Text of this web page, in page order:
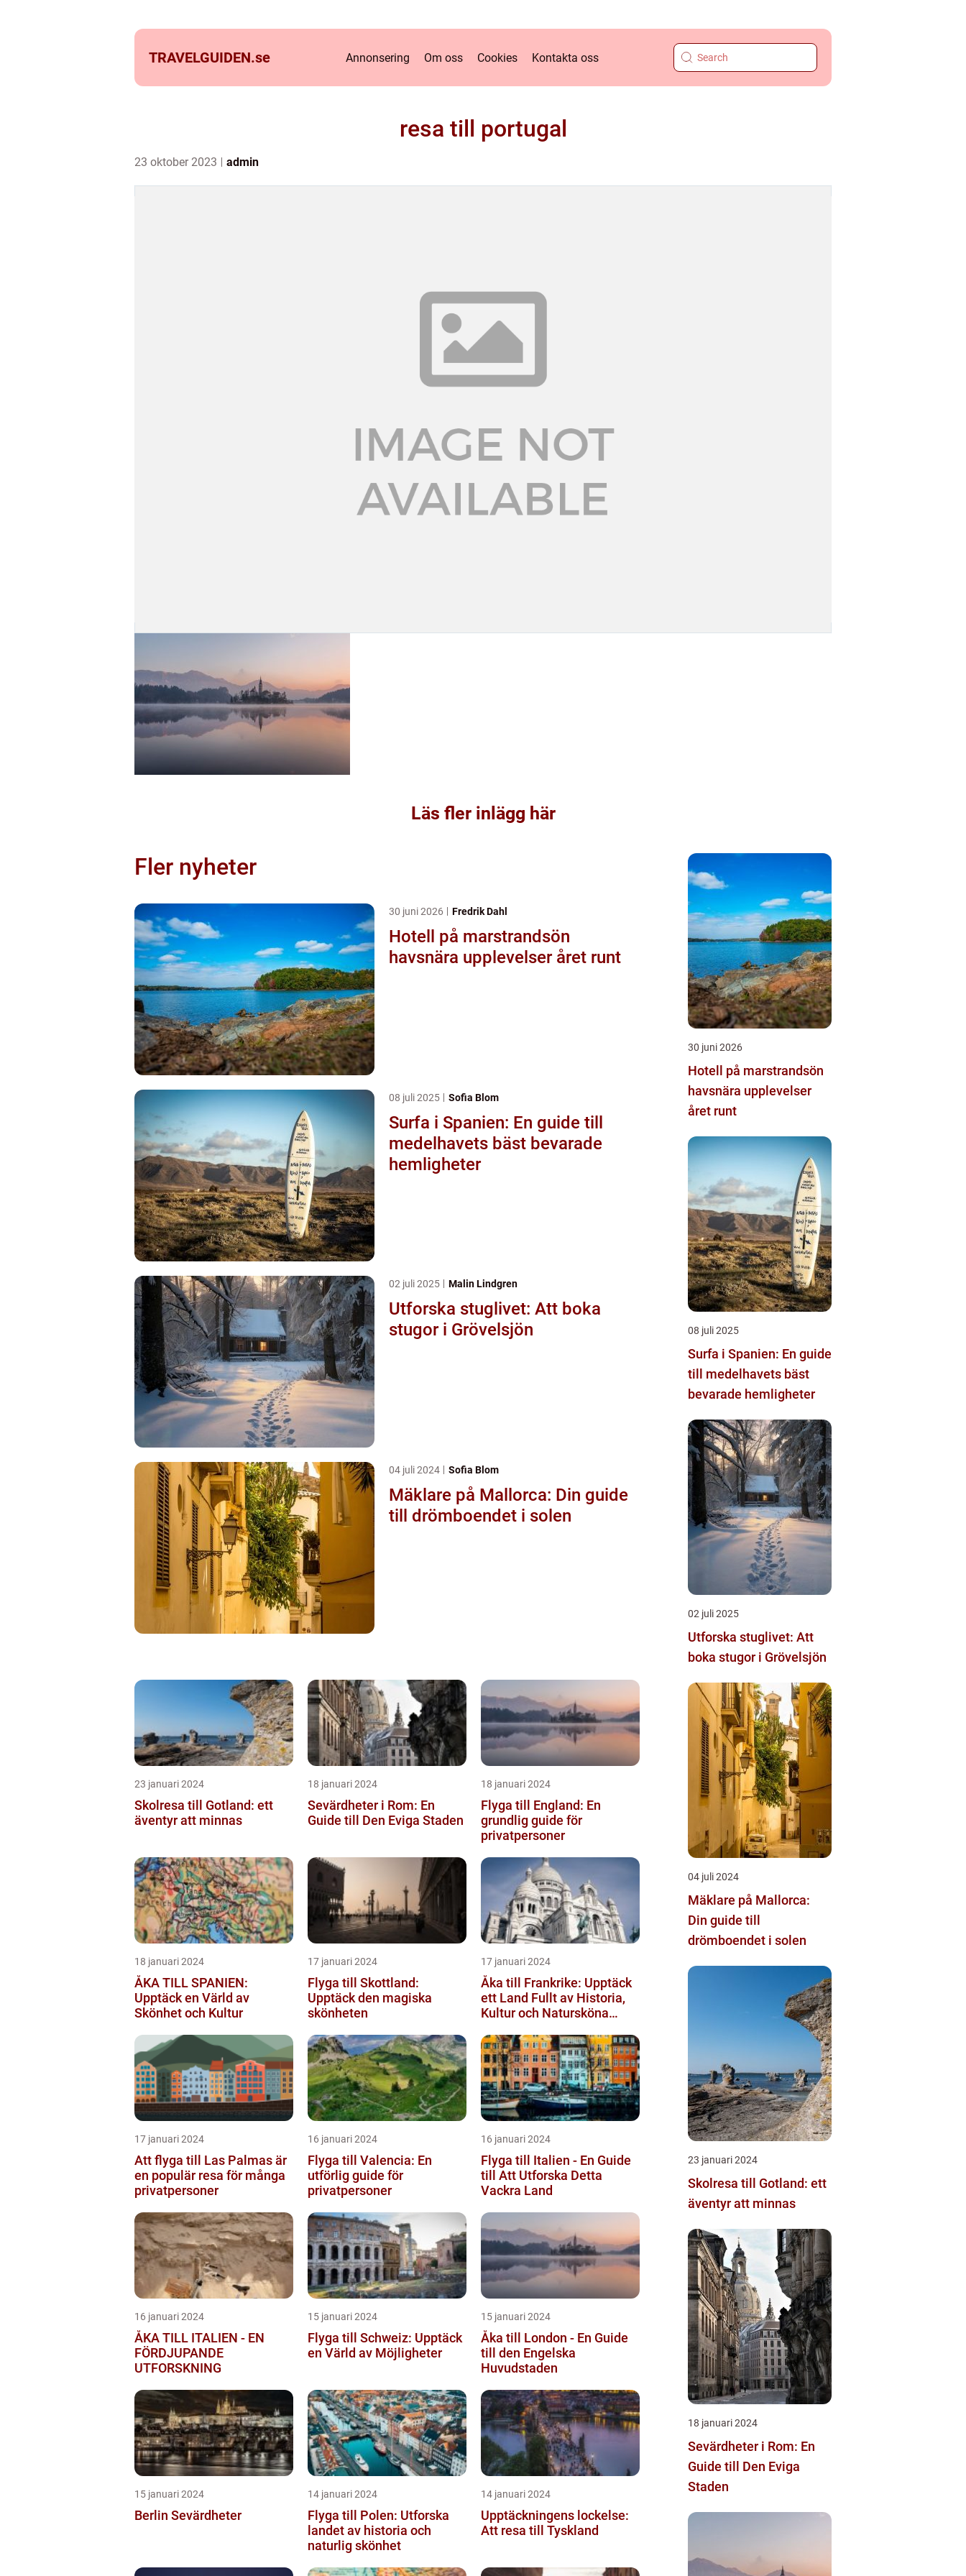
TRAVELGUIDEN.se Annonsering Om oss Cookies Kontakta oss
resa till portugal
23 oktober 2023 admin
Läs fler inlägg här
Fler nyheter
30 juni 2026 Fredrik Dahl
Hotell på marstrandsön
havsnära upplevelser året runt
08 juli 2025 Sofia Blom
Surfa i Spanien: En guide till
medelhavets bäst bevarade
hemligheter
02 juli 2025 Malin Lindgren
Utforska stuglivet: Att boka
stugor i Grövelsjön
04 juli 2024 Sofia Blom
Mäklare på Mallorca: Din guide
till drömboendet i solen
23 januari 2024
Skolresa till Gotland: ett
äventyr att minnas
18 januari 2024
Sevärdheter i Rom: En
Guide till Den Eviga Staden
18 januari 2024
Flyga till England: En
grundlig guide för
privatpersoner
18 januari 2024
ÅKA TILL SPANIEN:
Upptäck en Värld av
Skönhet och Kultur
17 januari 2024
Flyga till Skottland:
Upptäck den magiska
skönheten
17 januari 2024
Åka till Frankrike: Upptäck
ett Land Fullt av Historia,
Kultur och Natursköna
17 januari 2024
Att flyga till Las Palmas är
en populär resa för många
privatpersoner
16 januari 2024
Flyga till Valencia: En
utförlig guide för
privatpersoner
16 januari 2024
Flyga till Italien - En Guide
till Att Utforska Detta
Vackra Land
16 januari 2024
ÅKA TILL ITALIEN - EN
FÖRDJUPANDE
UTFORSKNING
15 januari 2024
Flyga till Schweiz: Upptäck
en Värld av Möjligheter
15 januari 2024
Åka till London - En Guide
till den Engelska
Huvudstaden
15 januari 2024
Berlin Sevärdheter
14 januari 2024
Flyga till Polen: Utforska
landet av historia och
naturlig skönhet
14 januari 2024
Upptäckningens lockelse:
Att resa till Tyskland
30 juni 2026
Hotell på marstrandsön
havsnära upplevelser
året runt
08 juli 2025
Surfa i Spanien: En guide
till medelhavets bäst
bevarade hemligheter
02 juli 2025
Utforska stuglivet: Att
boka stugor i Grövelsjön
04 juli 2024
Mäklare på Mallorca:
Din guide till
drömboendet i solen
23 januari 2024
Skolresa till Gotland: ett
äventyr att minnas
18 januari 2024
Sevärdheter i Rom: En
Guide till Den Eviga
Staden